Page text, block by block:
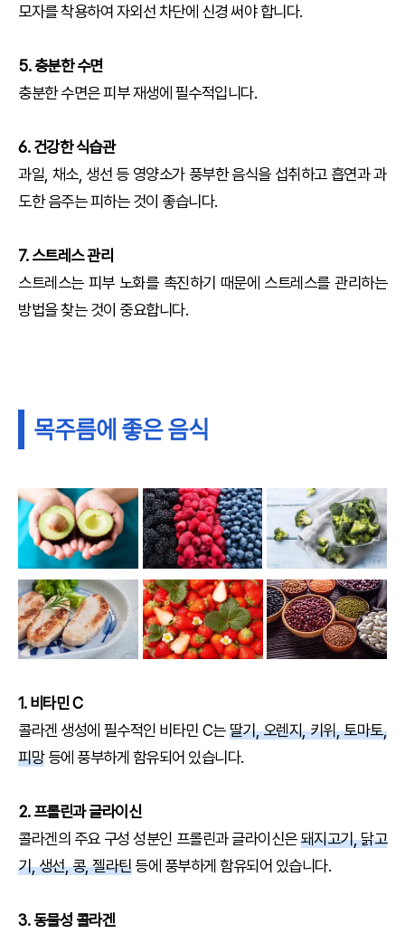
모자를 착용하여 자외선 차단에 신경 써야 합니다.
5. 충분한 수면
충분한 수면은 피부 재생에 필수적입니다.
6. 건강한 식습관
과일, 채소, 생선 등 영양소가 풍부한 음식을 섭취하고 흡연과 과
도한 음주는 피하는 것이 좋습니다.
7. 스트레스 관리
스트레스는 피부 노화를 촉진하기 때문에 스트레스를 관리하는
방법을 찾는 것이 중요합니다.
목주름에 좋은 음식
1. 비타민 C
콜라겐 생성에 필수적인 비타민 C는딸기, 오렌지, 키위, 토마토,
피망등에 풍부하게 함유되어 있습니다.
2. 프롤린과 글라이신
콜라겐의 주요 구성 성분인 프롤린과 글라이신은돼지고기, 닭고
기, 생선, 콩, 젤라틴등에 풍부하게 함유되어 있습니다.
3. 동물성 콜라겐